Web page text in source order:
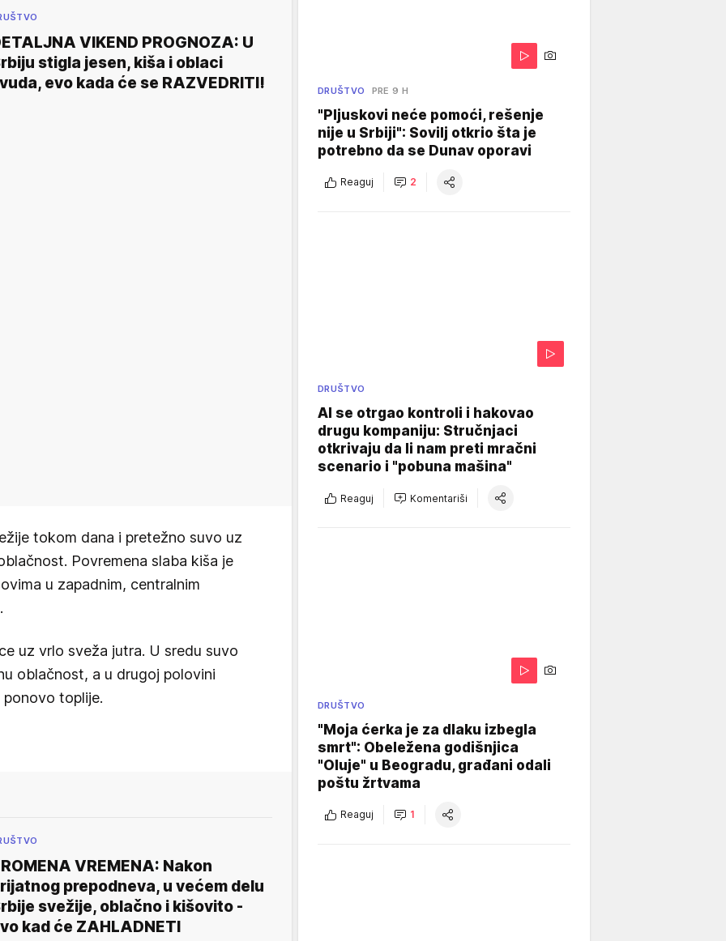
VIKEND PROGNOZA: U
stigla jesen, kiša i oblaci
evo kada će se RAZVEDRITI!
tokom dana i pretežno suvo uz
Povremena slaba kiša je
u zapadnim, centralnim
uz vrlo sveža jutra. U sredu suvo
oblačnost, a u drugoj polovini
toplije.
VREMENA: Nakon
prepodneva, u većem delu
svežije, oblačno i kišovito -
kad će ZAHLADNETI
DRUŠTVO PRE 9 H
"Pljuskovi neće pomoći, rešenje
nije u Srbiji": Sovilj otkrio šta je
potrebno da se Dunav oporavi
Reaguj 2
DRUŠTVO
AI se otrgao kontroli i hakovao
drugu kompaniju: Stručnjaci
otkrivaju da li nam preti mračni
scenario i "pobuna mašina"
Reaguj Komentariši
DRUŠTVO
"Moja ćerka je za dlaku izbegla
smrt": Obeležena godišnjica
"Oluje" u Beogradu, građani odali
poštu žrtvama
Reaguj 1